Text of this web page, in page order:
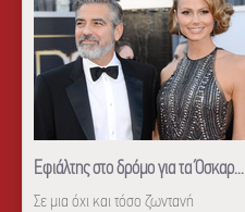
Εφιάλτης στο δρόμο για τα Όσκαρ...
Σε μια όχι και τόσο ζωντανή